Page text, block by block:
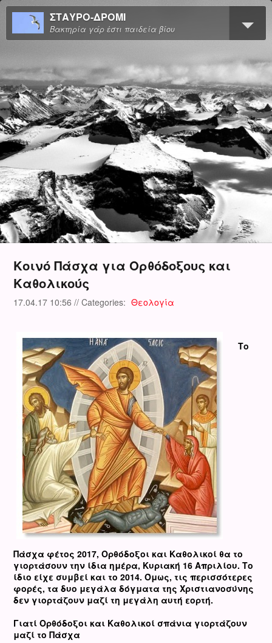
ΣΤΑΥΡΟ-ΔΡΟΜΙ
Βακτηρία γάρ ἐστι παιδεία βίου
Κοινό Πάσχα για Ορθόδοξους και
Καθολικούς
17.04.17 10:56 // Categories: Θεολογία
Το
Πάσχα φέτος 2017, Ορθόδοξοι και Καθολικοί θα το
γιορτάσουν την ίδια ημέρα, Κυριακή 16 Απριλίου. Το
ίδιο είχε συμβεί και το 2014. Όμως, τις περισσότερες
φορές, τα δυο μεγάλα δόγματα της Χριστιανοσύνης
δεν γιορτάζουν μαζί τη μεγάλη αυτή εορτή.
Γιατί Ορθόδοξοι και Καθολικοί σπάνια γιορτάζουν
μαζί το Πάσχα